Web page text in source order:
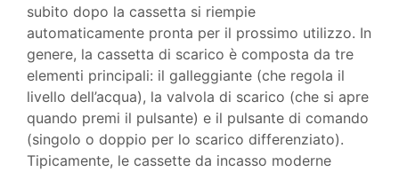
subito dopo la cassetta si riempie
automaticamente pronta per il prossimo utilizzo. In
genere, la cassetta di scarico è composta da tre
elementi principali: il galleggiante (che regola il
livello dell’acqua), la valvola di scarico (che si apre
quando premi il pulsante) e il pulsante di comando
(singolo o doppio per lo scarico differenziato).
Tipicamente, le cassette da incasso moderne